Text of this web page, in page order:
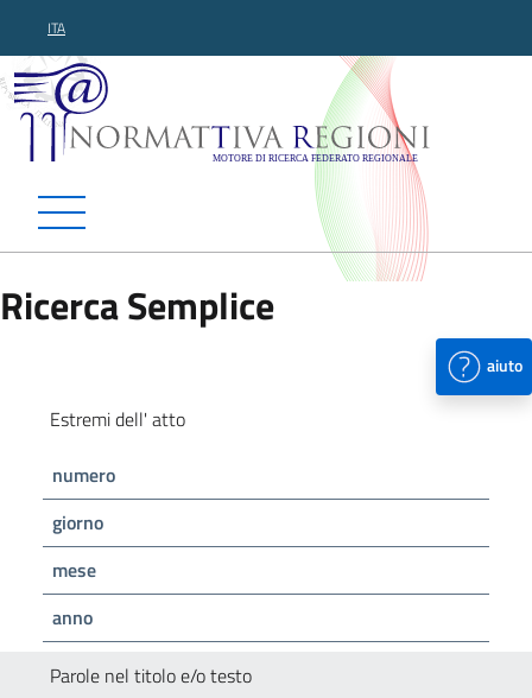
ITA
Normattiva Regioni -
Ricerca Semplice
aiuto
Estremi dell' atto
numero
giorno
mese
anno
Parole nel titolo e/o testo